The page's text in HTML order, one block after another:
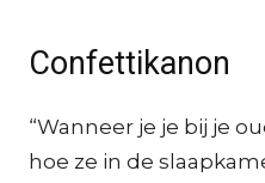
Confettikanon
“Wanneer je je bij je
hoe ze in de